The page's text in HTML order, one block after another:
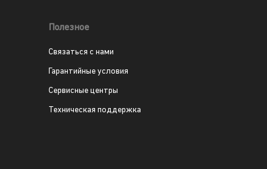
Полезное
Связаться с нами
Гарантийные условия
Сервисные центры
Техническая поддержка